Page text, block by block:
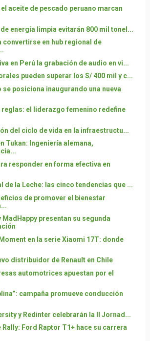
el aceite de pescado peruano marcan
energía limpia evitarán 800 mil tonel...
convertirse en hub regional de
en Perú la grabación de audio en vi...
pueden superar los S/ 400 mil y c...
se posiciona inaugurando una nueva
reglas: el liderazgo femenino redefine
del ciclo de vida en la infraestructu...
Tukan: Ingeniería alemana,
responder en forma efectiva en
de la Leche: las cinco tendencias que ...
de promover el bienestar
MadHappy presentan su segunda
en la serie Xiaomi 17T: donde
distribuidor de Renault en Chile
automotrices apuestan por el
campaña promueve conducción
y Redinter celebrarán la II Jornad...
Rally: Ford Raptor T1+ hace su carrera